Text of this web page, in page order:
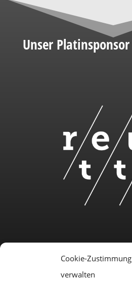
Cookie-Zustimmung
verwalten
Unser Platinsponsor